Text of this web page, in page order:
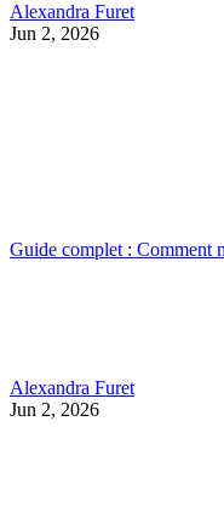
Alexandra Furet
Jun 2, 2026
Guide complet : Comment
Alexandra Furet
Jun 2, 2026